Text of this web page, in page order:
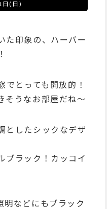
日(日)
た印象の、ハーバー
でとっても開放的！
そうなお部屋だね～
としたシックなデザ
ブラック！カッコイ
明などにもブラック